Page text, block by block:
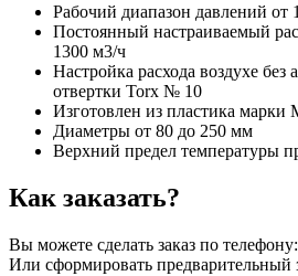
Рабочий диапазон давлений от
Постоянный настраиваемый
1300 м3/ч
Настройка расхода воздухе
отвертки Torx № 10
Изготовлен из пластика марки
Диаметры от 80 до 250 мм
Верхний предел температуры
Как заказать?
Вы можете сделать заказ по телефону:
Или сформировать предварительный